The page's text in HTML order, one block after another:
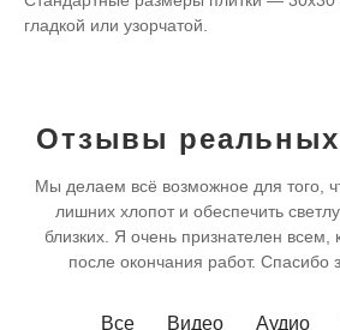
гладкой или узорчатой.
Отзывы реальных
Мы делаем всё возможное для того,
лишних хлопот и обеспечить
близких. Я очень признателен всем,
после окончания работ. Спасибо
Все Видео Аудио